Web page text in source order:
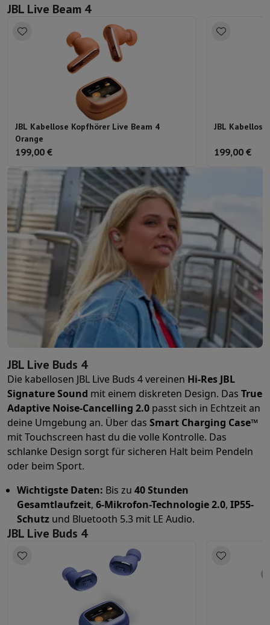
JBL Live Beam 4
JBL Kabellose Kopfhörer Live Beam 4
Orange
199,00 €
JBL
199,00 €
JBL Live Buds 4
Die kabellosen JBL Live Buds 4 vereinen Hi-Res JBL
Signature Sound mit einem diskreten Design. Das True
Adaptive Noise-Cancelling 2.0 passt sich in Echtzeit an
deine Umgebung an. Über das Smart Charging Case™
mit Touchscreen hast du die volle Kontrolle. Das
schlanke Design sorgt für sicheren Halt beim Pendeln
oder beim Sport.
Wichtigste Daten: Bis zu 40 Stunden
Gesamtlaufzeit, 6-Mikrofon-Technologie 2.0, IP55-
Schutz und Bluetooth 5.3 mit LE Audio.
JBL Live Buds 4